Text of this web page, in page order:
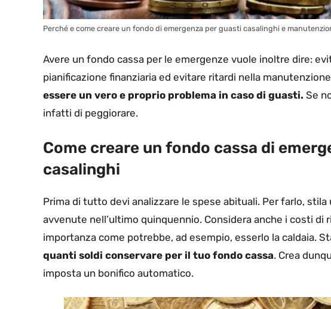
Perché e come creare un fondo di emergenza per guasti casalinghi e
Avere un fondo cassa per le emergenze vuole inoltre dire:
pianificazione finanziaria ed evitare ritardi nella manutenzione.
essere un vero e proprio problema in caso di guasti. Se
infatti di peggiorare.
Come creare un fondo cassa di
casalinghi
Prima di tutto devi analizzare le spese abituali. Per farlo,
avvenute nell’ultimo quinquennio. Considera anche i costi
importanza come potrebbe, ad esempio, esserlo la caldaia.
quanti soldi conservare per il tuo fondo cassa. Crea
imposta un bonifico automatico.